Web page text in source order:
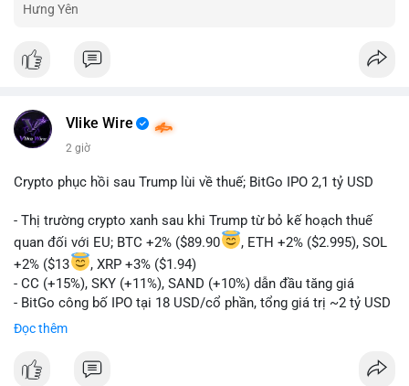
Hưng Yên
Vlike Wire
2 giờ
Crypto phục hồi sau Trump lùi về thuế; BitGo IPO 2,1 tỷ USD
- Thị trường crypto xanh sau khi Trump từ bỏ kế hoạch thuế
quan đối với EU; BTC +2% ($89.90
, ETH +2% ($2.995), SOL
+2% ($13
, XRP +3% ($1.94)
- CC (+15%), SKY (+11%), SAND (+10%) dẫn đầu tăng giá
- BitGo công bố IPO tại 18 USD/cổ phần, tổng giá trị ~2 tỷ USD
- Vitalik Buterin đề xuất DVT staking bản địa để tăng cường
bảo mật và phi tập trung Ethereum
- Hong Kong phát hành giấy phép stablecoin mới với yêu cầu
tuân thủ nghiêm ngặt
Đọc thêm